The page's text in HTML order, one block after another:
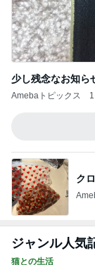
少し残念なお知ら
Amebaトピックス
ク
ジャンル人気
猫との生活